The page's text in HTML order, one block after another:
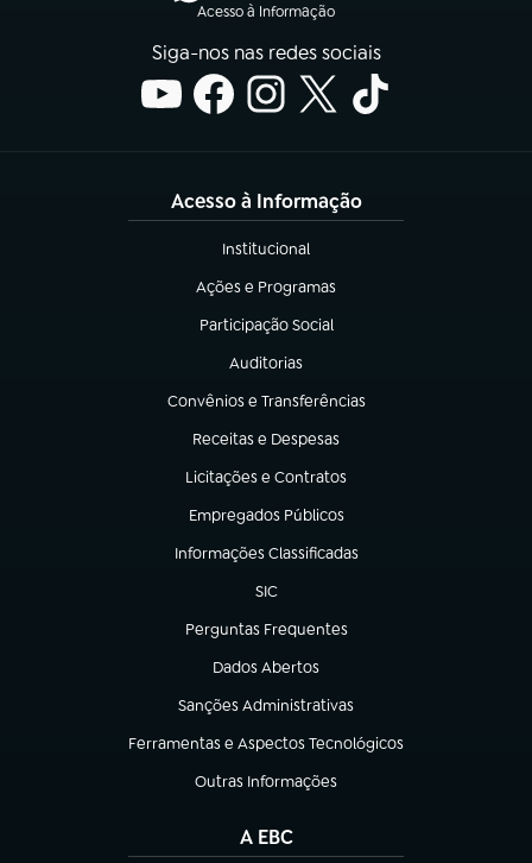
Acesso à Informação
Siga-nos nas redes sociais
Acesso à Informação
Institucional
(abre em nova aba)
Ações e Programas
(abre em nova aba)
Participação Social
(abre em nova aba)
Auditorias
(abre em nova aba)
Convênios e Transferências
(abre em nova aba)
Receitas e Despesas
(abre em nova aba)
Licitações e Contratos
(abre em nova aba)
Empregados Públicos
(abre em nova aba)
Informações Classificadas
(abre em nova aba)
SIC
(abre em nova aba)
Perguntas Frequentes
(abre em nova aba)
Dados Abertos
(abre em nova aba)
Sanções Administrativas
(abre em nova aba)
Ferramentas e Aspectos Tecnológicos
(abre em nova aba)
Outras Informações
(abre em nova aba)
A EBC